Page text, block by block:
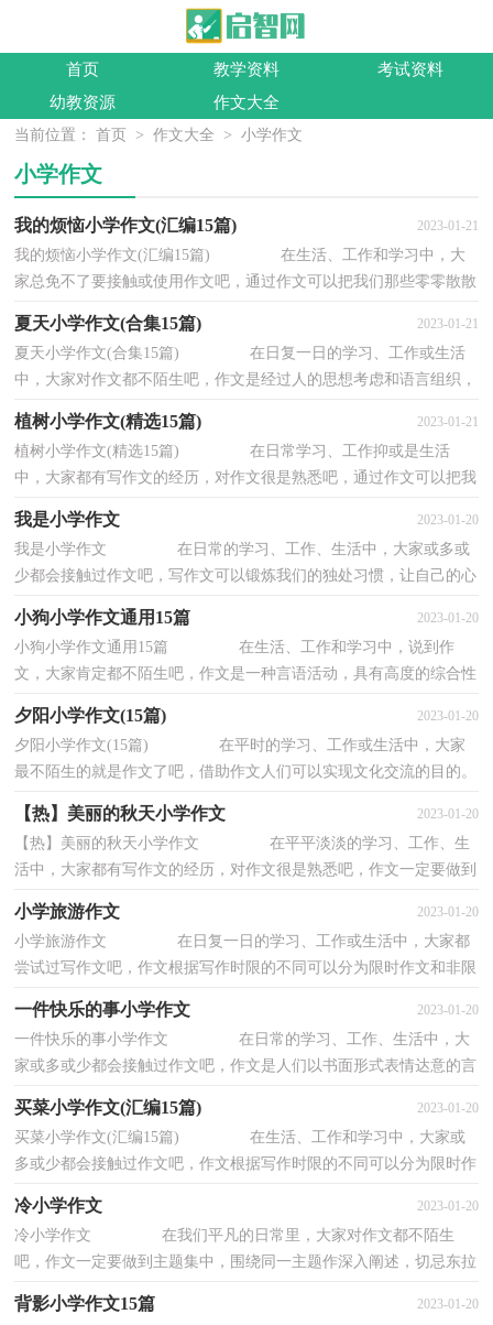
首页 教学资料
考试资料
幼教资源
作文大全
当前位置： 首页 > 作文大全 > 小学作文
小学作文
我的烦恼小学作文(汇编15篇) 2023-01-21
我的烦恼小学作文(汇编15篇) 在生活、工作和学习中，大
家总免不了要接触或使用作文吧，通过作文可以把我们那些零零散散
夏天小学作文(合集15篇) 2023-01-21
夏天小学作文(合集15篇) 在日复一日的学习、工作或生活
中，大家对作文都不陌生吧，作文是经过人的思想考虑和语言组织，
植树小学作文(精选15篇) 2023-01-21
植树小学作文(精选15篇) 在日常学习、工作抑或是生活
中，大家都有写作文的经历，对作文很是熟悉吧，通过作文可以把我
我是小学作文 2023-01-20
我是小学作文 在日常的学习、工作、生活中，大家或多或
少都会接触过作文吧，写作文可以锻炼我们的独处习惯，让自己的心
小狗小学作文通用15篇 2023-01-20
小狗小学作文通用15篇 在生活、工作和学习中，说到作
文，大家肯定都不陌生吧，作文是一种言语活动，具有高度的综合性
夕阳小学作文(15篇) 2023-01-20
夕阳小学作文(15篇) 在平时的学习、工作或生活中，大家
最不陌生的就是作文了吧，借助作文人们可以实现文化交流的目的。
【热】美丽的秋天小学作文 2023-01-20
【热】美丽的秋天小学作文 在平平淡淡的学习、工作、生
活中，大家都有写作文的经历，对作文很是熟悉吧，作文一定要做到
小学旅游作文 2023-01-20
小学旅游作文 在日复一日的学习、工作或生活中，大家都
尝试过写作文吧，作文根据写作时限的不同可以分为限时作文和非限
一件快乐的事小学作文 2023-01-20
一件快乐的事小学作文 在日常的学习、工作、生活中，大
家或多或少都会接触过作文吧，作文是人们以书面形式表情达意的言
买菜小学作文(汇编15篇) 2023-01-20
买菜小学作文(汇编15篇) 在生活、工作和学习中，大家或
多或少都会接触过作文吧，作文根据写作时限的不同可以分为限时作
冷小学作文 2023-01-20
冷小学作文 在我们平凡的日常里，大家对作文都不陌生
吧，作文一定要做到主题集中，围绕同一主题作深入阐述，切忌东拉
背影小学作文15篇 2023-01-20